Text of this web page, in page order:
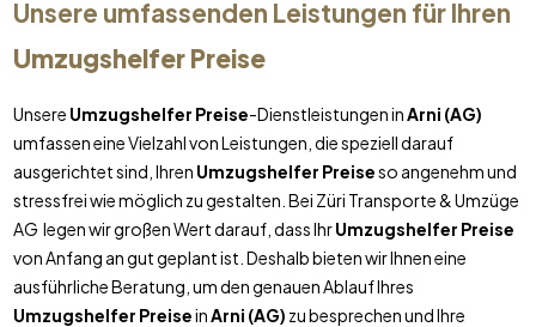
Unsere umfassenden Leistungen für Ihren
Umzugshelfer Preise
Unsere Umzugshelfer Preise-Dienstleistungen inArni (AG)
umfassen eine Vielzahl von Leistungen, die speziell darauf
ausgerichtet sind, Ihren Umzugshelfer Preiseso angenehm und
stressfrei wie möglich zu gestalten. Bei Züri Transporte & Umzüge
AG legen wir großen Wert darauf, dass IhrUmzugshelfer Preise
von Anfang an gut geplant ist. Deshalb bieten wir Ihnen eine
ausführliche Beratung, um den genauen Ablauf Ihres
Umzugshelfer PreiseinArni (AG) zu besprechen und Ihre